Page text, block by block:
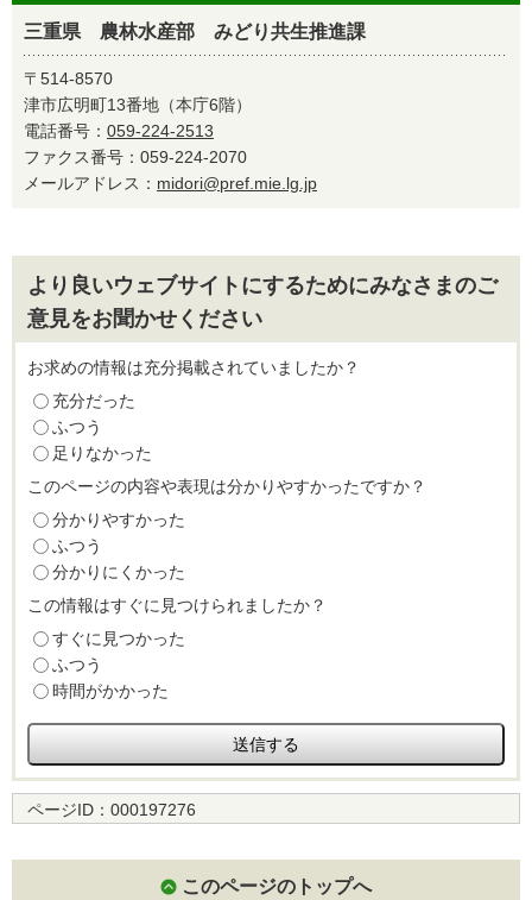
三重県 農林水産部 みどり共生推進課
〒514-8570
津市広明町13番地（本庁6階）
電話番号： 059-224-2513
ファクス番号：059-224-2070
メールアドレス： midori@pref.mie.lg.jp
より良いウェブサイトにするためにみなさまのご
意見をお聞かせください
お求めの情報は充分掲載されていましたか？
充分だった
ふつう
足りなかった
このページの内容や表現は分かりやすかったですか？
分かりやすかった
ふつう
分かりにくかった
この情報はすぐに見つけられましたか？
すぐに見つかった
ふつう
時間がかかった
ページID： 000197276
このページのトップへ